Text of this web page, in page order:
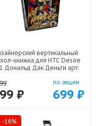
вертикальный
книжка для HTC Desire
Дональд Дак Деньги арт:
₽
по акции
699 ₽
-16%